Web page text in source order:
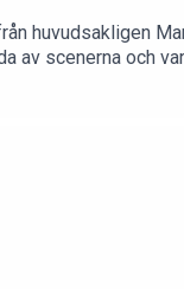
huvudsakligen
av scenerna och
snacka stulna